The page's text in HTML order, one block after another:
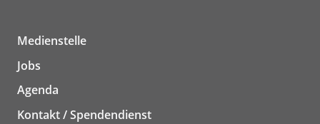
Medienstelle
Jobs
Agenda
Kontakt / Spendendienst